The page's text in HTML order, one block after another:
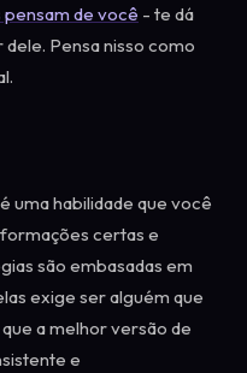
pensam de você - te dá
Pensa nisso como
uma habilidade que você
certas e
são embasadas em
exige ser alguém que
a melhor versão de
e